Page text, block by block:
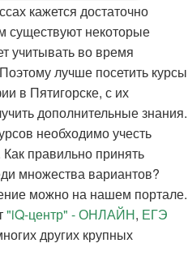
кажется достаточно
существуют некоторые
учитывать во время
лучше посетить курсы
в Пятигорске, с их
дополнительные знания.
необходимо учесть
правильно принять
множества вариантов?
можно на нашем портале.
"iQ-центр" - ОНЛАЙН, ЕГЭ
других крупных